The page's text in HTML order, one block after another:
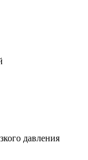
давления